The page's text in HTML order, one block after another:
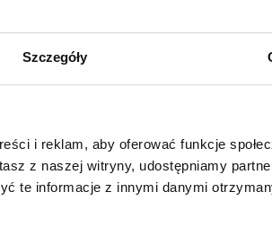
Szczegóły
i reklam, aby oferować funkcje
z naszej witryny, udostępniamy
te informacje z innymi danymi